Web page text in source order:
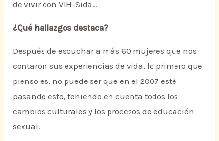
de vivir con VIH-Sida…
¿Qué hallazgos destaca?
Después de escuchar a más 60 mujeres que nos
contaron sus experiencias de vida, lo primero que
pienso es: no puede ser que en el 2007 esté
pasando esto, teniendo en cuenta todos los
cambios culturales y los procesos de educación
sexual.